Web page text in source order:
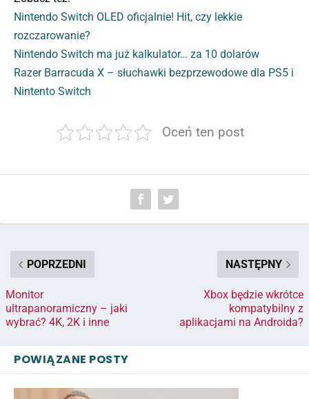
Nintendo Switch OLED oficjalnie! Hit, czy lekkie
rozczarowanie?
Nintendo Switch ma już kalkulator… za 10 dolarów
Razer Barracuda X – słuchawki bezprzewodowe dla PS5 i
Nintento Switch
Oceń ten post
POPRZEDNI
Monitor
ultrapanoramiczny – jaki
wybrać? 4K, 2K i inne
NASTĘPNY
Xbox będzie wkrótce
kompatybilny z
aplikacjami na Androida?
POWIĄZANE POSTY